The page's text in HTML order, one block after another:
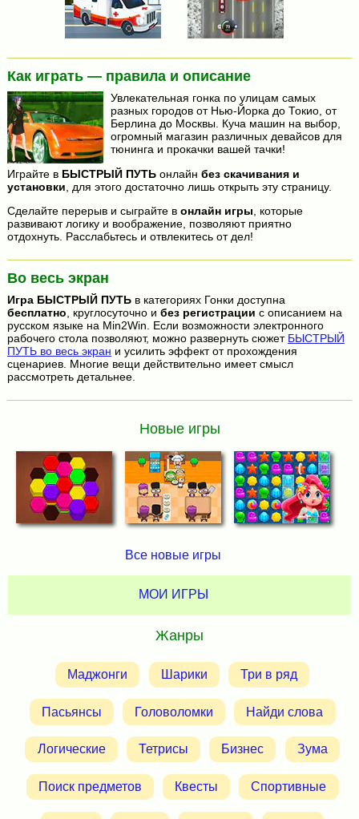
Как играть — правила и описание
Увлекательная гонка по улицам самых
разных городов от Нью-Йорка до Токио, от
Берлина до Москвы. Куча машин на выбор,
огромный магазин различных девайсов для
тюнинга и прокачки вашей тачки!
Играйте в БЫСТРЫЙ ПУТЬонлайн без скачивания и
установки , для этого достаточно лишь открыть эту страницу.
Сделайте перерыв и сыграйте в онлайн игры , которые
развивают логику и воображение, позволяют приятно
отдохнуть. Расслабьтесь и отвлекитесь от дел!
Во весь экран
Игра БЫСТРЫЙ ПУТЬв категориях Гонки доступна
бесплатно , круглосуточно и без регистрации с описанием на
русском языке на Min2Win. Если возможности электронного
рабочего стола позволяют, можно развернуть сюжет БЫСТРЫЙ
ПУТЬ во весь экран и усилить эффект от прохождения
сценариев. Многие вещи действительно имеет смысл
рассмотреть детальнее.
Новые игры
Все новые игры
МОИ ИГРЫ
Жанры
Маджонги Шарики Три в ряд
Пасьянсы Головоломки Найди слова
Логические Тетрисы Бизнес Зума
Поиск предметов Квесты Спортивные